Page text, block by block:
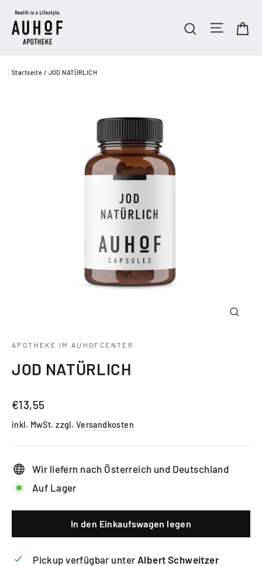
zum
Inhalt
Suche
Startseite / JOD NATÜRLICH
APOTHEKE IM AUHOFCENTER
JOD NATÜRLICH
Normaler
Preis
€13,55
inkl. MwSt. zzgl. Versandkosten
Wir liefern nach Österreich und Deutschland
Auf Lager
In den Einkaufswagen legen
Pickup verfügbar unter Albert Schweitzer